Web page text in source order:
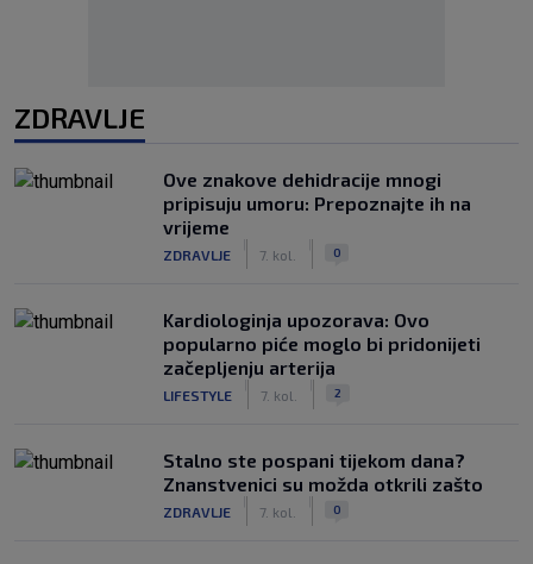
ZDRAVLJE
Ove znakove dehidracije mnogi
pripisuju umoru: Prepoznajte ih na
vrijeme
ZDRAVLJE 7. kol. 0
Kardiologinja upozorava: Ovo
popularno piće moglo bi pridonijeti
začepljenju arterija
LIFESTYLE 7. kol. 2
Stalno ste pospani tijekom dana?
Znanstvenici su možda otkrili zašto
ZDRAVLJE 7. kol. 0